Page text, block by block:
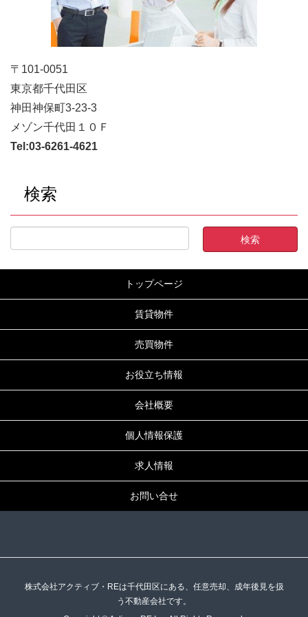
〒101-0051
東京都千代田区
神田神保町3-23-3
メゾン千代田１０Ｆ
Tel:03-6261-4621
検索
トップページ
賃貸物件
売買物件
お役立ち情報
会社概要
個人情報保護
求人情報
お問い合せ
株式会社アクティブ・REは千代田区にある、任意売却、成年後見を扱
う不動産会社です。